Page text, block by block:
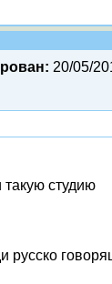
20/05/
студию
русско